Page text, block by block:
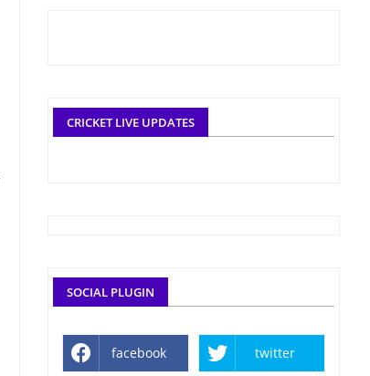
CRICKET LIVE UPDATES
SOCIAL PLUGIN
facebook twitter